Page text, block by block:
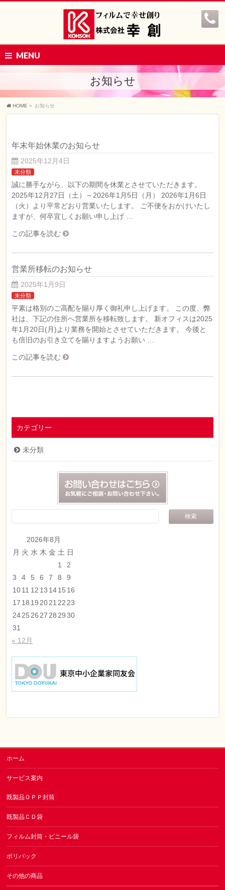
MENU
お知らせ
HOME » お知らせ
年末年始休業のお知らせ
2025年12月4日
未分類
誠に勝手ながら、以下の期間を休業とさせていただきます。
2025年12月27日（土）～2026年1月5日（月） 2026年1月6日
（火）より平常どおり営業いたします。 ご不便をおかけいたし
ますが、何卒宜しくお願い申し上げ …
この記事を読む
営業所移転のお知らせ
2025年1月9日
未分類
平素は格別のご高配を賜り厚く御礼申し上げます。 この度、弊
社は、下記の住所へ営業所を移転致します。 新オフィスは2025
年1月20日(月)より業務を開始とさせていただきます。 今後と
も倍旧のお引き立てを賜りますようお願い …
この記事を読む
カテゴリー
未分類
2026年8月
月 火 水 木 金 土 日
1
2
3
4 5 6 7 8
9
1011 12 13 1415 16
17 18 19 2021 22 23
2425 26 27 28 29 30
31
« 12月
ホーム
サービス案内
既製品ＯＰＰ封筒
既製品ＣＤ袋
フィルム封筒・ビニール袋
ポリバック
その他の商品